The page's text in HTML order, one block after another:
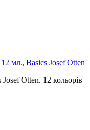
мл., Basics Josef Otten
Otten. 12 кольорів